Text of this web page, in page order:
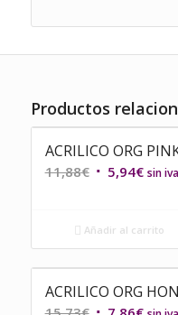
Productos
ACRILICO ORG
11,88€ El
era:
5,94€El
es:
sin iva
Añadir al carrito
ACRILICO ORG
El
El